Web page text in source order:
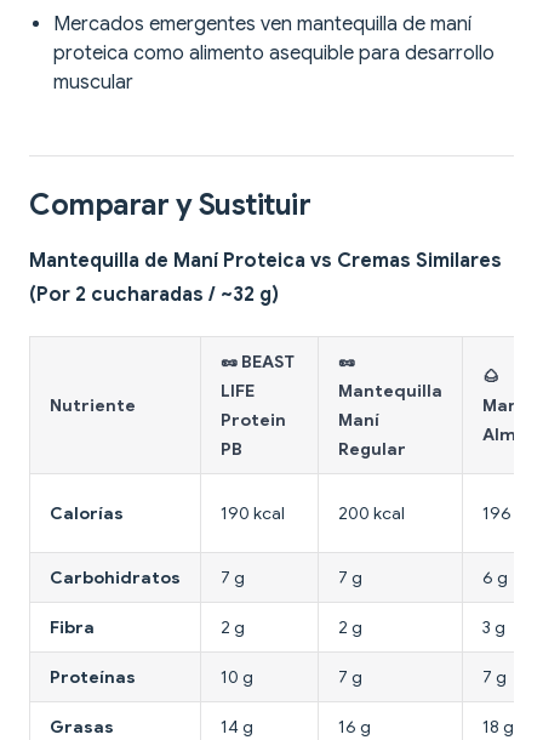
Mercados emergentes ven mantequilla de maní
proteica como alimento asequible para desarrollo
muscular
Comparar y Sustituir
Mantequilla de Maní Proteica vs Cremas Similares
(Por 2 cucharadas / ~32 g)
Nutriente
🥜 BEAST
LIFE
Protein
PB
🥜
Mantequilla
Maní
Regular
🌰
Calorías 190 kcal 200 kcal 196
Carbohidratos 7 g 7 g 6 g
Fibra 2 g 2 g 3 g
Proteínas 10 g 7 g 7 g
Grasas 14 g 16 g 18 g